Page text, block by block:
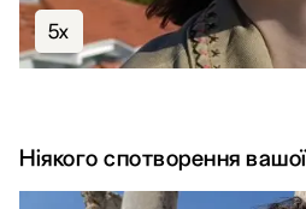
5x
Ніякого спотворення